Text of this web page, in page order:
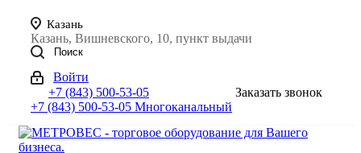
Казань
Казань, Вишневского, 10, пункт выдачи
Поиск
Войти
+7 (843) 500-53-05
+7 (843) 500-53-05 Многоканальный
Заказать звонок